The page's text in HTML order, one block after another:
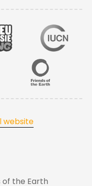
website
of the Earth